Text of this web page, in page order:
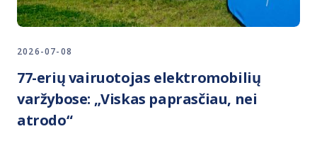
2026-07-08
77-erių vairuotojas elektromobilių
varžybose: „Viskas paprasčiau, nei
atrodo“